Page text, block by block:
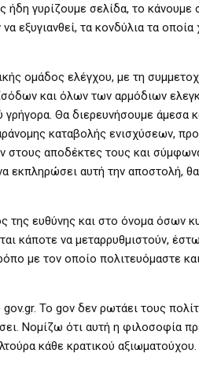
γυρίζουμε σελίδα, το κάνουμε
τα κονδύλια τα οποία
ομάδος ελέγχου, με τη
και όλων των αρμόδιων
Θα διερευνήσουμε άμεσα
καταβολής ενισχύσεων,
αποδέκτες τους και
αυτή την αποστολή,
της ευθύνης και στο όνομα όσων
κάποτε να μεταρρυθμιστούν,
με τον οποίο πολιτευόμαστε
To gov δεν ρωτάει τους
Νομίζω ότι αυτή η φιλοσοφία
κάθε κρατικού αξιωματούχου.